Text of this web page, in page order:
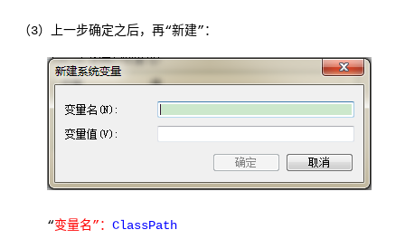
（3）上一步确定之后，再“新建”：
“变量名”： ClassPath